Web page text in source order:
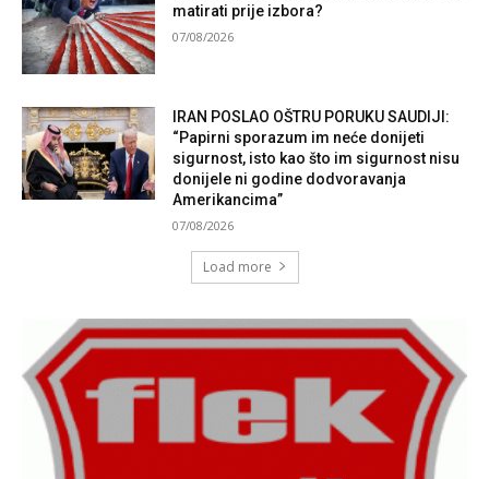
matirati prije izbora?
07/08/2026
IRAN POSLAO OŠTRU PORUKU SAUDIJI:
“Papirni sporazum im neće donijeti
sigurnost, isto kao što im sigurnost nisu
donijele ni godine dodvoravanja
Amerikancima”
07/08/2026
Load more